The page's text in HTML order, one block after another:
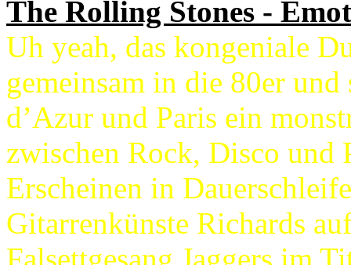
The Rolling Stones -
Uh yeah, das kongeniale
gemeinsam in die 80er
d’Azur und Paris ein
zwischen Rock, Disco und
Erscheinen in
Gitarrenkünste Richards